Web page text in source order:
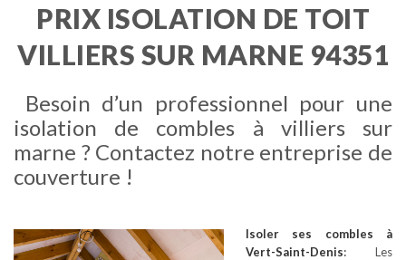
PRIX ISOLATION DE TOIT
VILLIERS SUR MARNE 94351
Besoin d’un professionnel pour une
isolation de combles à villiers sur
marne ? Contactez notre entreprise de
couverture !
Isoler ses combles à
Vert-Saint-Denis: Les